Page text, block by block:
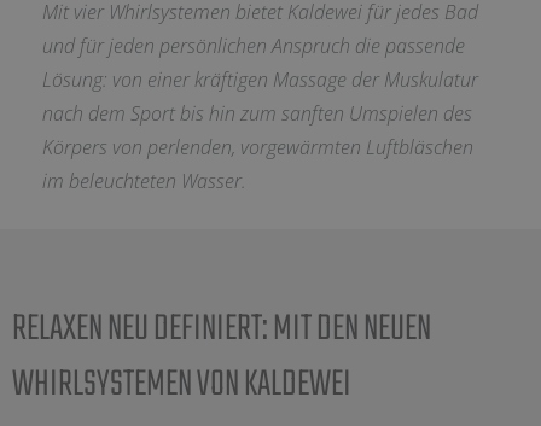
Mit vier Whirlsystemen bietet Kaldewei für jedes Bad
und für jeden persönlichen Anspruch die passende
Lösung: von einer kräftigen Massage der Muskulatur
nach dem Sport bis hin zum sanften Umspielen des
Körpers von perlenden, vorgewärmten Luftbläschen
im beleuchteten Wasser.
RELAXEN NEU DEFINIERT: MIT DEN NEUEN
WHIRLSYSTEMEN VON KALDEWEI